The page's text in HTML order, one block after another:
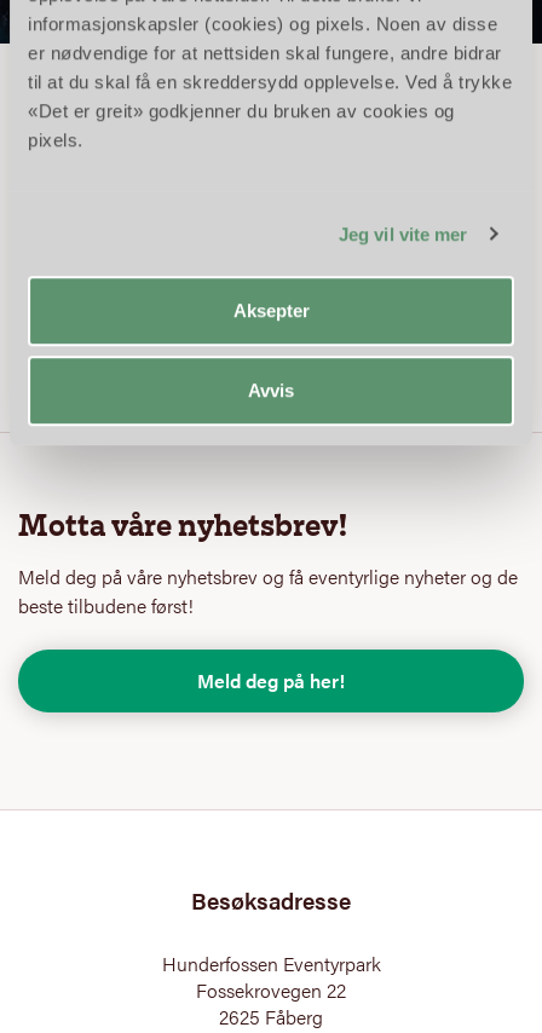
informasjonskapsler (cookies) og pixels. Noen av disse
er nødvendige for at nettsiden skal fungere, andre bidrar
til at du skal få en skreddersydd opplevelse. Ved å trykke
«Det er greit» godkjenner du bruken av cookies og
pixels.
Jeg vil vite mer
Aksepter
Avvis
Fyrverkeri i Vinterparken
Eventyrslottet – akkompagnert av Griegs «I
ikke avfyres ved vind – for våre gjesters sikkerhet.
Motta våre nyhetsbrev!
Meld deg på våre nyhetsbrev og få eventyrlige nyheter og de
beste tilbudene først!
Meld deg på her!
Besøksadresse
Hunderfossen Eventyrpark
Fossekrovegen 22
2625 Fåberg